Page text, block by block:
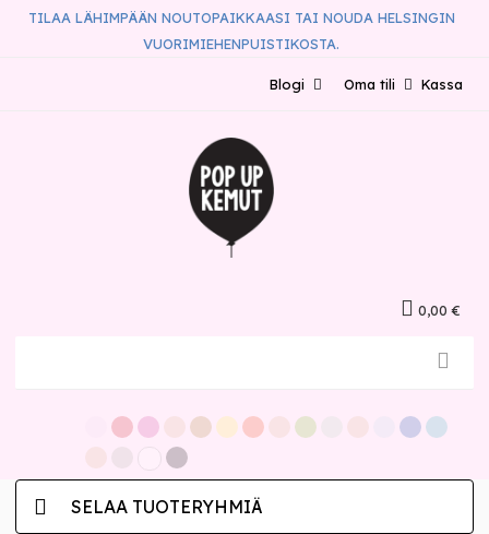
TILAA LÄHIMPÄÄN NOUTOPAIKKAASI TAI NOUDA HELSINGIN
VUORIMIEHENPUISTIKOSTA.
Kassa
Oma tili
Blogi
0,00 €
SELAA TUOTERYHMIÄ